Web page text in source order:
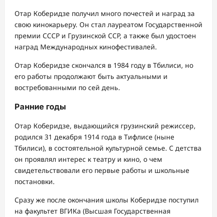
Отар Коберидзе получил много почестей и наград за
свою кинокарьеру. Он стал лауреатом Государственной
премии СССР и Грузинской ССР, а также был удостоен
наград Международных кинофестивалей.
Отар Коберидзе скончался в 1984 году в Тбилиси, но
его работы продолжают быть актуальными и
востребованными по сей день.
Ранние годы
Отар Коберидзе, выдающийся грузинский режиссер,
родился 31 декабря 1914 года в Тифлисе (ныне
Тбилиси), в состоятельной культурной семье. С детства
он проявлял интерес к театру и кино, о чем
свидетельствовали его первые работы и школьные
постановки.
Сразу же после окончания школы Коберидзе поступил
на факультет ВГИКа (Высшая Государственная